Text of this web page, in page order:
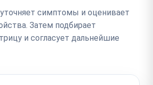
симптомы и оценивает
Затем подбирает
и согласует дальнейшие